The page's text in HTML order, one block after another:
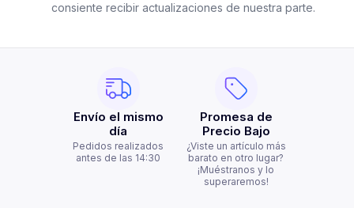
consiente recibir actualizaciones de nuestra parte.
Envío el mismo
día
Pedidos realizados
antes de las 14:30
Promesa de
Precio Bajo
¿Viste un artículo más
barato en otro lugar?
¡Muéstranos y lo
superaremos!